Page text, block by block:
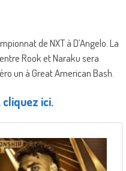
de NXT à D’Angelo. La
Rook et Naraku sera
un à Great American Bash.
ici.